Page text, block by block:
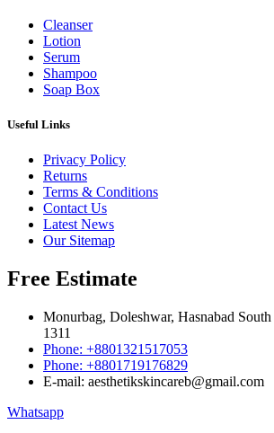
Cleanser
Lotion
Serum
Shampoo
Soap Box
Useful Links
Privacy Policy
Returns
Terms & Conditions
Contact Us
Latest News
Our Sitemap
Free Estimate
Monurbag, Doleshwar, Hasnabad
1311
Phone: +8801321517053
Phone: +8801719176829
E-mail: aesthetikskincareb@gmail.com
Whatsapp